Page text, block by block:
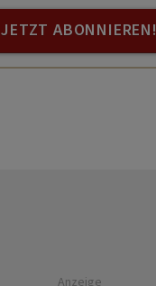
JETZT ABONNIEREN!
Anzeige